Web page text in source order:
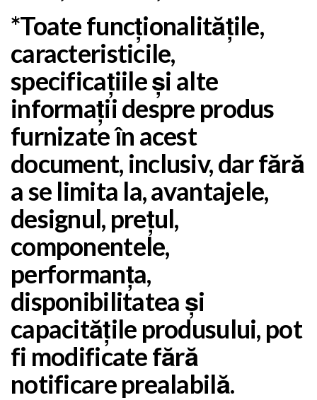
*Toate funcționalitățile,
caracteristicile,
specificațiile și alte
informații despre produs
furnizate în acest
document, inclusiv, dar fără
a se limita la, avantajele,
designul, prețul,
componentele,
performanța,
disponibilitatea și
capacitățile produsului, pot
fi modificate fără
notificare prealabilă.